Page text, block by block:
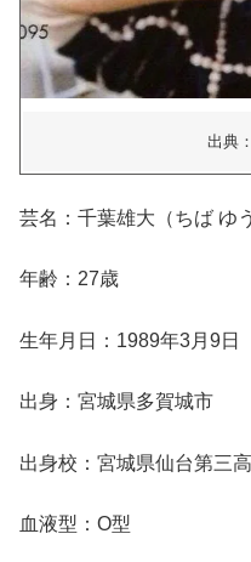
出典
芸名：千葉雄大（ちば ゆ
年齢：27歳
生年月日：1989年3月9日
出身：宮城県多賀城市
出身校：宮城県仙台第三
血液型：О型